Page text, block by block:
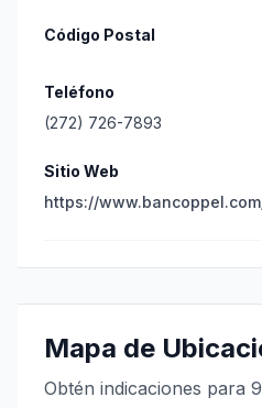
Código Postal
Teléfono
(272) 726-7893
Sitio Web
https://
Mapa de
Obtén indicaciones para